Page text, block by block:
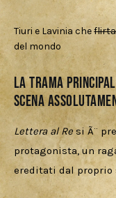
Tiuri e Lavinia che
del mondo
La trama
scena
Lettera al Re si Ã¨
protagonista, un
ereditati dal proprio